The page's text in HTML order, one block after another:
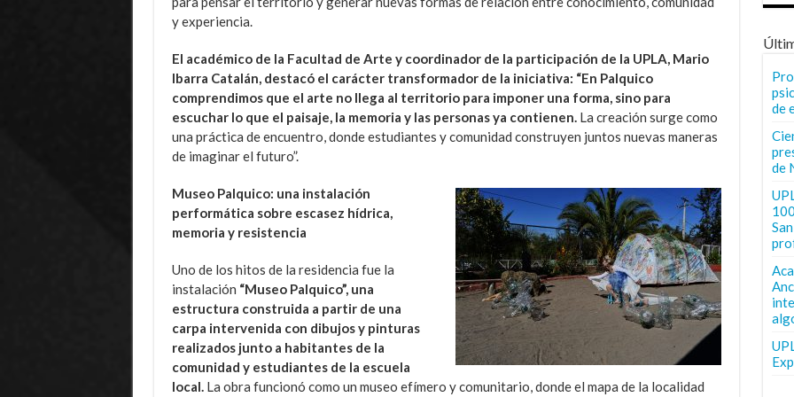
y experiencia.
El académico de la Facultad de Arte y coordinador de la participación de la UPLA, Mario
Ibarra Catalán, destacó el carácter transformador de la iniciativa: “En Palquico
comprendimos que el arte no llega al territorio para imponer una forma, sino para
escuchar lo que el paisaje, la memoria y las personas ya contienen. La creación surge como
una práctica de encuentro, donde estudiantes y comunidad construyen juntos nuevas maneras
de imaginar el futuro”.
Museo Palquico: una instalación
performática sobre escasez hídrica,
memoria y resistencia
Uno de los hitos de la residencia fue la
instalación “Museo Palquico”, una
estructura construida a partir de una
carpa intervenida con dibujos y pinturas
realizados junto a habitantes de la
comunidad y estudiantes de la escuela
local. La obra funcionó como un museo efímero y comunitario, donde el mapa de la localidad
de
de